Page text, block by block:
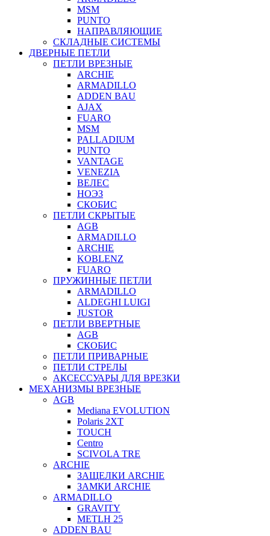
MSM
PUNTO
НАПРАВЛЯЮЩИЕ
СКЛАДНЫЕ СИСТЕМЫ
ДВЕРНЫЕ ПЕТЛИ
ПЕТЛИ ВРЕЗНЫЕ
ARCHIE
ARMADILLO
ADDEN BAU
AJAX
FUARO
MSM
PALLADIUM
PUNTO
VANTAGE
VENEZIA
ВЕЛЕС
НОЭЗ
СКОБИС
ПЕТЛИ СКРЫТЫЕ
AGB
ARMADILLO
ARCHIE
KOBLENZ
FUARO
ПРУЖИННЫЕ ПЕТЛИ
ARMADILLO
ALDEGHI LUIGI
JUSTOR
ПЕТЛИ ВВЕРТНЫЕ
AGB
СКОБИС
ПЕТЛИ ПРИВАРНЫЕ
ПЕТЛИ СТРЕЛЫ
АКСЕССУАРЫ ДЛЯ ВРЕЗКИ
МЕХАНИЗМЫ ВРЕЗНЫЕ
AGB
Mediana EVOLUTION
Polaris 2XT
TOUCH
Centro
SCIVOLA TRE
ARCHIE
ЗАЩЕЛКИ ARCHIE
ЗАМКИ ARCHIE
ARMADILLO
GRAVITY
METLH 25
ADDEN BAU